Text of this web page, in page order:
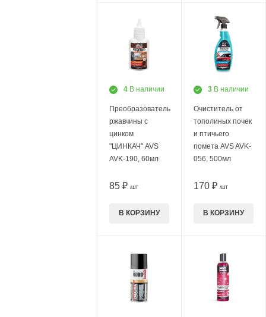
4 В наличии
Преобразователь
ржавчины с
цинком
"ЦИНКАЧ" AVS
AVK-190, 60мл
85 ₽ /ШТ
В КОРЗИНУ
3 В наличии
Очиститель от
тополиных почек
и птичьего
помета AVS AVK-
056, 500мл
170 ₽ /ШТ
В КОРЗИНУ